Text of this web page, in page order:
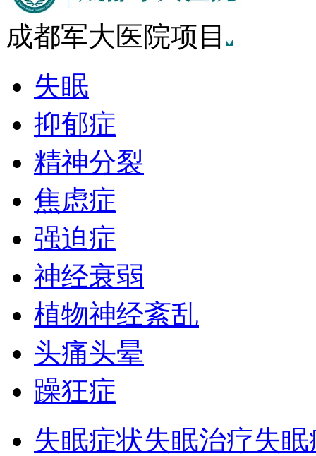
成都军大医院项目
失眠
抑郁症
精神分裂
焦虑症
强迫症
神经衰弱
植物神经紊乱
头痛头晕
躁狂症
失眠症状失眠治疗失